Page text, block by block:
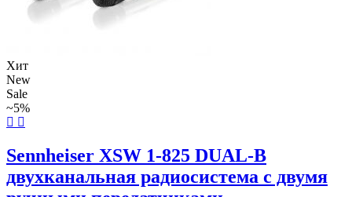
Хит
New
Sale
~5%
Sennheiser XSW 1-825 DUAL-B
двухканальная радиосистема с двумя